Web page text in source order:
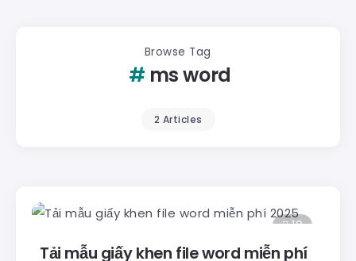
Browse Tag
ms word
2 Articles
10
Tải mẫu giấy khen file word miễn phí